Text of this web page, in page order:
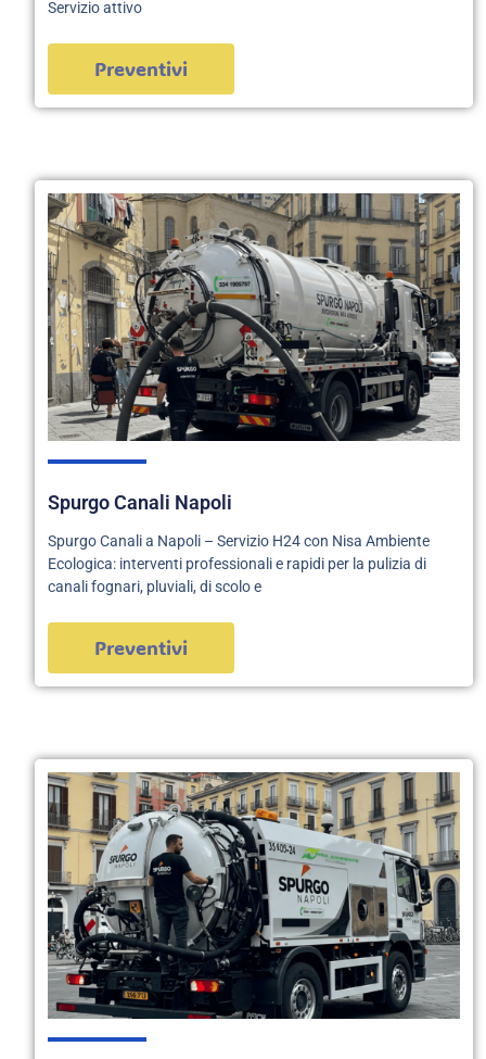
Servizio attivo
Preventivi
Spurgo Canali Napoli
Spurgo Canali a Napoli – Servizio H24 con Nisa Ambiente
Ecologica: interventi professionali e rapidi per la pulizia di
canali fognari, pluviali, di scolo e
Preventivi